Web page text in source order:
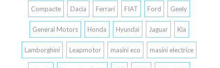
Compacte Dacia Ferrari FIAT Ford Geely
General Motors Honda Hyundai Jaguar Kia
Lamborghini Leapmotor masini eco masini electrice